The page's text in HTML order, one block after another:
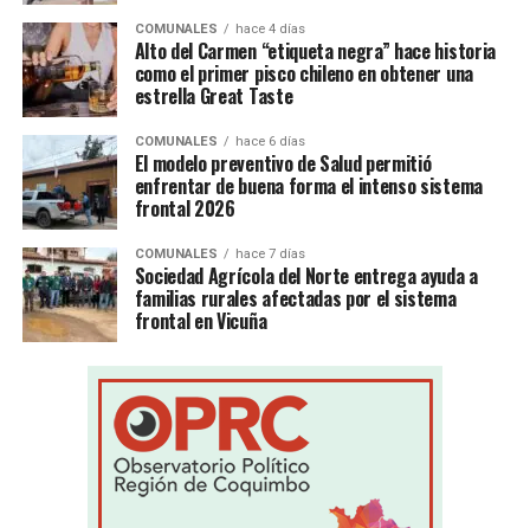
COMUNALES hace 4 días
Alto del Carmen “etiqueta negra” hace historia
como el primer pisco chileno en obtener una
estrella Great Taste
COMUNALES hace 6 días
El modelo preventivo de Salud permitió
enfrentar de buena forma el intenso sistema
frontal 2026
COMUNALES hace 7 días
Sociedad Agrícola del Norte entrega ayuda a
familias rurales afectadas por el sistema
frontal en Vicuña